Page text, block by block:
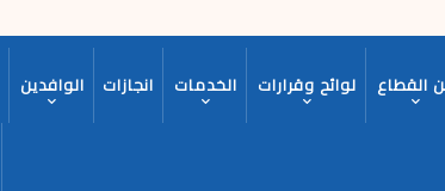
القطاع لوائح وقرارات الخدمات انجازات الوافدين